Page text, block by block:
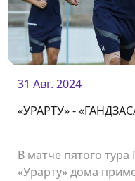
31 Авг. 2024
«УРАРТУ» -
В матче пятого
«Урарту» дома